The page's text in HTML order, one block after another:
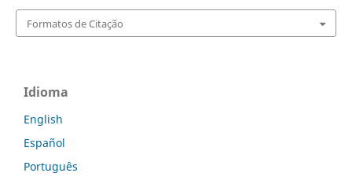
Formatos de Citação
Idioma
English
Español
Português